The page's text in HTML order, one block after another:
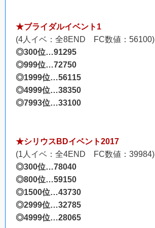
★ブライダルイベント1
(4人イベ：全8END FC数値：56100)
◎300位…91295
◎999位…72750
◎1999位…56115
◎4999位…38350
◎7993位…33100
★シリウスBDイベント2017
(1人イベ：全4END FC数値：39984)
◎300位…78040
◎800位…59150
◎1500位…43730
◎2999位…32785
◎4999位…28065